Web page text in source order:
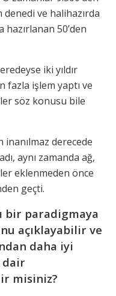
ve halihazırda
hazırlanan 50’den
iki yıldır
işlem yaptı ve
söz konusu bile
inanılmaz derecede
aynı zamanda ağ,
eklenmeden önce
geçti.
bir paradigmaya
açıklayabilir ve
daha iyi
dair
misiniz?